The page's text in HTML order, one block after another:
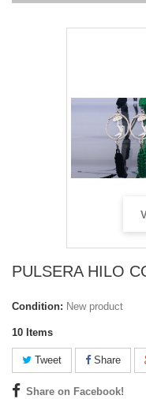
PULSERA HILO
Condition: New product
10 Items
Tweet Share
Share on Facebook!